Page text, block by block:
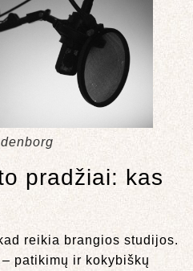
pradžiai: kas
reikia brangios studijos.
patikimų ir kokybiškų